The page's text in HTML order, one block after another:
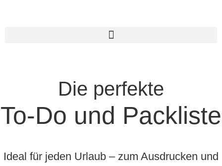
Die perfekte
To-Do und Packliste
Ideal für jeden Urlaub – zum Ausdrucken und